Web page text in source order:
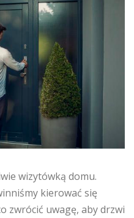
wizytówką domu.
kierować się
zwrócić uwagę, aby drzwi